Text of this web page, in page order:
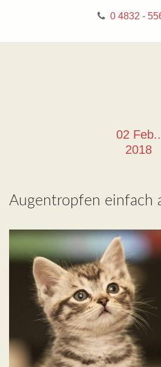
0 4832 -
02 Feb..
2018
Augentropfen einfach